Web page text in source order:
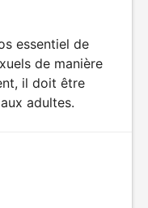
essentiel de
de manière
il doit être
adultes.